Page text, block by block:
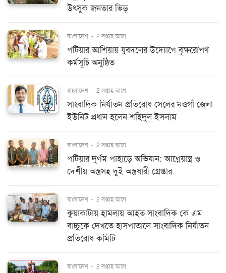
উৎসুক জনতার ভিড়
বাংলাদেশ - 2 সপ্তাহ আগে
পটিয়ার আশিয়ায় যুবদলের উদ্যোগে বৃক্ষরোপণ
কর্মসূচি অনুষ্ঠিত
বাংলাদেশ - 2 সপ্তাহ আগে
সাংবাদিক নির্যাতন প্রতিরোধ সেলের নওগাঁ জেলা
ইউনিট প্রধান হলেন শহিদুল ইসলাম
বাংলাদেশ - 2 সপ্তাহ আগে
পটিয়ার দুর্গম পাহাড়ে অভিযান: আগ্নেয়াস্ত্র ও
দেশীয় অস্ত্রসহ দুই অস্ত্রধারী গ্রেপ্তার
বাংলাদেশ - 2 সপ্তাহ আগে
কুয়াকাটায় হামলায় আহত সাংবাদিক কে এম
বাচ্চুকে দেখতে হাসপাতালে সাংবাদিক নির্যাতন
প্রতিরোধ কমিটি
বাংলাদেশ - 2 সপ্তাহ আগে